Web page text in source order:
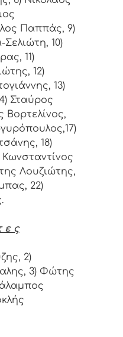
Παππάς, 9)
10)
11)
12)
13)
Σταύρος
Βορτελίνος,
18)
Λουζιώτης,
22)
ε ς
2)
3) Φώτης